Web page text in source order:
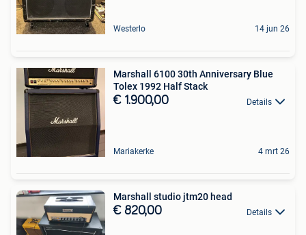
Westerlo 14 jun 26
Marshall 6100 30th Anniversary Blue
Tolex 1992 Half Stack
€ 1.900,00 Details
Mariakerke 4 mrt 26
Marshall studio jtm20 head
€ 820,00 Details